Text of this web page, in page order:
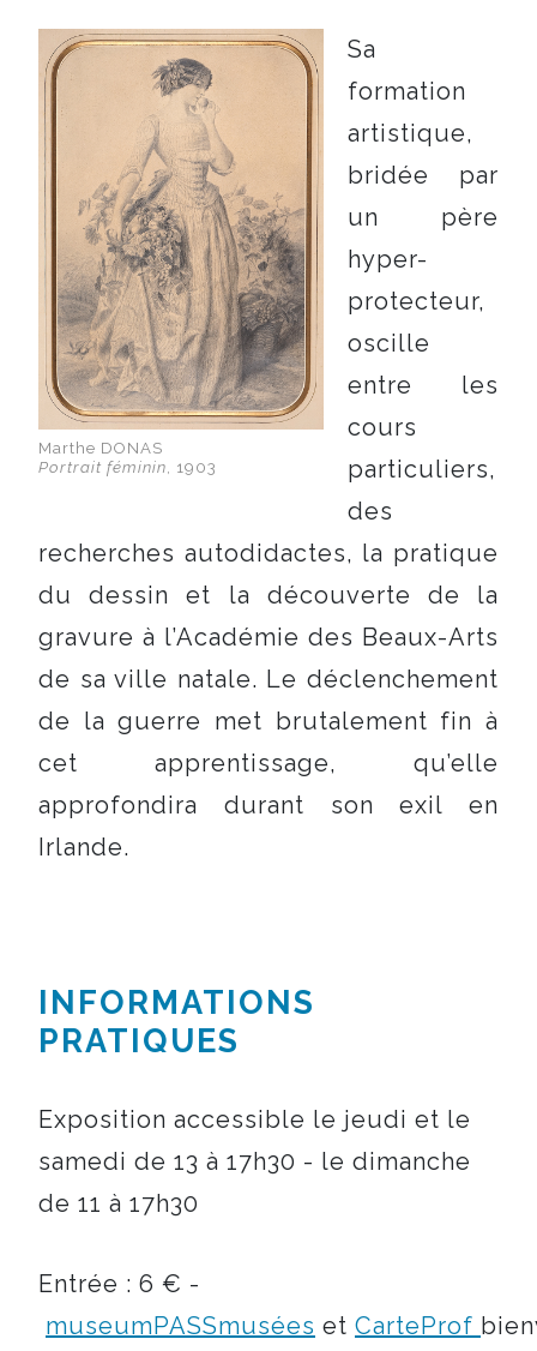
Marthe DONAS
Portrait féminin, 1903
Sa
formation
artistique,
bridée par
un père
hyper-
protecteur,
oscille
entre les
cours
particuliers,
des
recherches autodidactes, la pratique
du dessin et la découverte de la
gravure à l’Académie des Beaux-Arts
de sa ville natale. Le déclenchement
de la guerre met brutalement fin à
cet apprentissage, qu’elle
approfondira durant son exil en
Irlande.
INFORMATIONS
PRATIQUES
Exposition accessible le jeudi et le
samedi de 13 à 17h30 - le dimanche
de 11 à 17h30
Entrée : 6 € -
museumPASSmusées et CarteProf